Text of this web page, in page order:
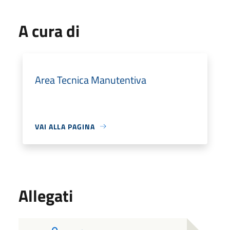
A cura di
Area Tecnica Manutentiva
VAI ALLA PAGINA
Allegati